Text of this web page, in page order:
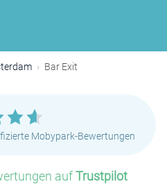
Bar Exit
Mobypark-Bewertungen
aufTrustpilot
P
P P